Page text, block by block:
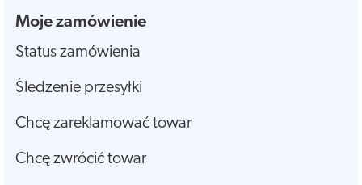
Moje zamówienie
Status zamówienia
Śledzenie przesyłki
Chcę zareklamować towar
Chcę zwrócić towar